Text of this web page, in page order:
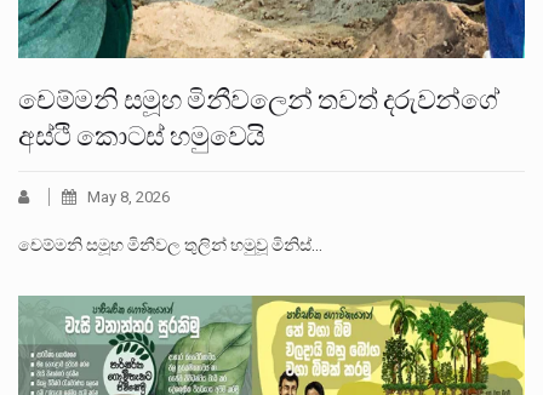
චෙම්මනි සමූහ මිනීවලෙන් තවත් දරුවන්ගේ
අස්ථි කොටස් හමුවෙයි
May 8, 2026
චෙම්මනි සමූහ මිනීවල තුලින් හමුවූ මිනිස්…